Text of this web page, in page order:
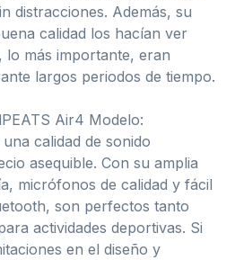
distracciones. Además, su
calidad los hacían ver
lo más importante, eran
largos periodos de tiempo.
Air4 Modelo:
calidad de sonido
asequible. Con su amplia
micrófonos de calidad y fácil
son perfectos tanto
actividades deportivas. Si
en el diseño y